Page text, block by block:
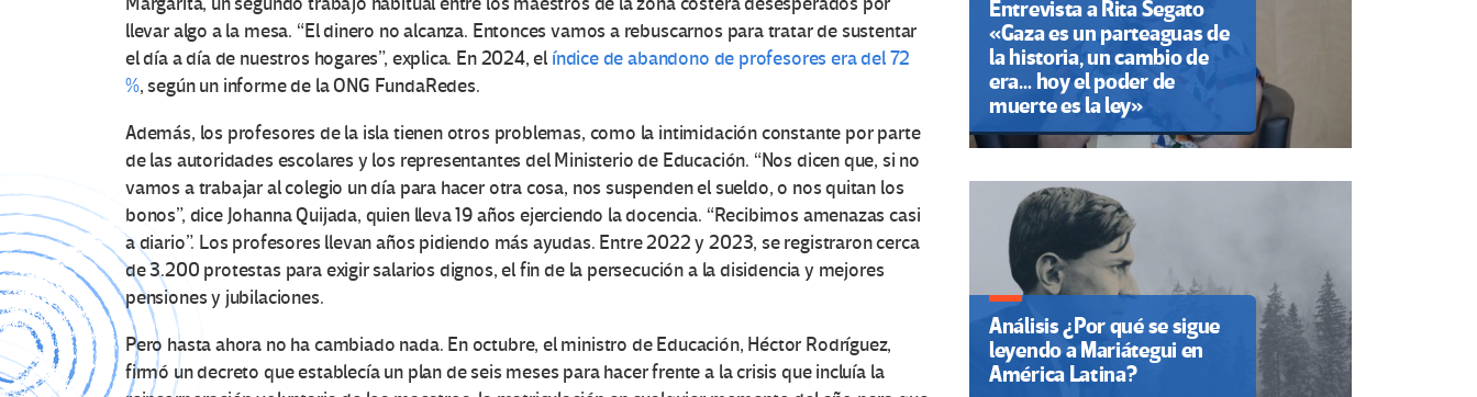
llevar algo a la mesa. “El dinero no alcanza. Entonces vamos a rebuscarnos para tratar de sustentar
el día a día de nuestros hogares”, explica. En 2024, el índice de abandono de profesores era del 72
%, según un informe de la ONG FundaRedes.
Además, los profesores de la isla tienen otros problemas, como la intimidación constante por parte
de las autoridades escolares y los representantes del Ministerio de Educación. “Nos dicen que, si no
vamos a trabajar al colegio un día para hacer otra cosa, nos suspenden el sueldo, o nos quitan los
bonos”, dice Johanna Quijada, quien lleva 19 años ejerciendo la docencia. “Recibimos amenazas casi
a diario”. Los profesores llevan años pidiendo más ayudas. Entre 2022 y 2023, se registraron cerca
de 3.200 protestas para exigir salarios dignos, el fin de la persecución a la disidencia y mejores
pensiones y jubilaciones.
Pero hasta ahora no ha cambiado nada. En octubre, el ministro de Educación, Héctor Rodríguez,
firmó un decreto que establecía un plan de seis meses para hacer frente a la crisis que incluía la
Entrevista a Rita Segato
«Gaza es un parteaguas de
la historia, un cambio de
era… hoy el poder de
muerte es la ley»
Análisis ¿Por qué se sigue
leyendo a Mariátegui en
América Latina?